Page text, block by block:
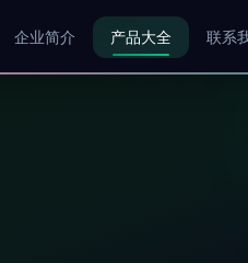
企业简介 产品大全 联系